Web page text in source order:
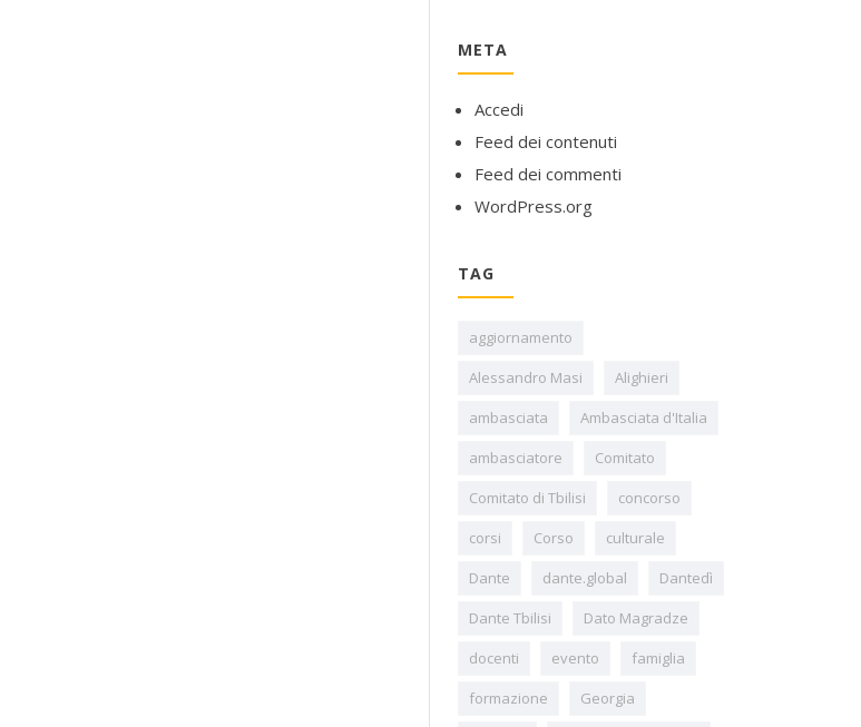
META
Accedi
Feed dei contenuti
Feed dei commenti
WordPress.org
TAG
aggiornamento
Alessandro Masi
Alighieri
ambasciata
Ambasciata d'Italia
ambasciatore
Comitato
Comitato di Tbilisi
concorso
corsi
Corso
culturale
Dante
dante.global
Dantedì
Dante Tbilisi
Dato Magradze
docenti
evento
famiglia
formazione
Georgia